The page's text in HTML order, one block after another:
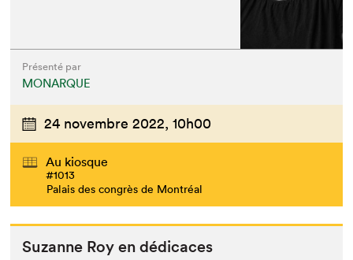
Présenté par
MONARQUE
24 novembre 2022, 10h00
Au kiosque
#1013
Palais des congrès de Montréal
Suzanne Roy en dédicaces